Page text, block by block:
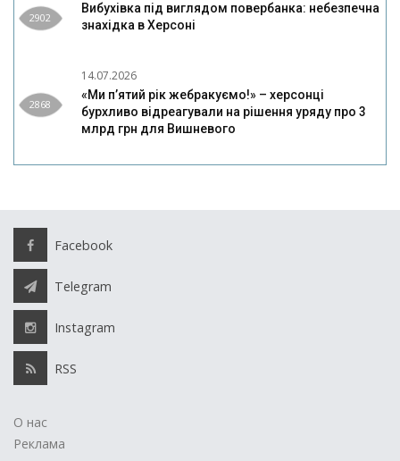
2902
Вибухівка під виглядом повербанка: небезпечна
знахідка в Херсоні
2868
14.07.2026
«Ми п’ятий рік жебракуємо!» – херсонці
бурхливо відреагували на рішення уряду про 3
млрд грн для Вишневого
Facebook
Telegram
Instagram
RSS
О нас
Реклама